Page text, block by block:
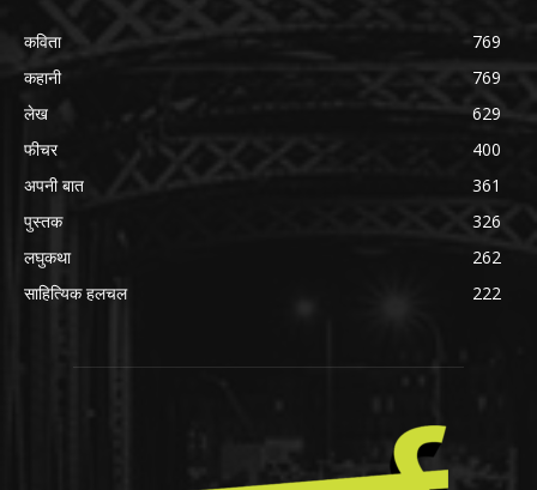
कविता
769
कहानी
769
लेख
629
फीचर
400
अपनी बात
361
पुस्तक
326
लघुकथा
262
साहित्यिक हलचल
222